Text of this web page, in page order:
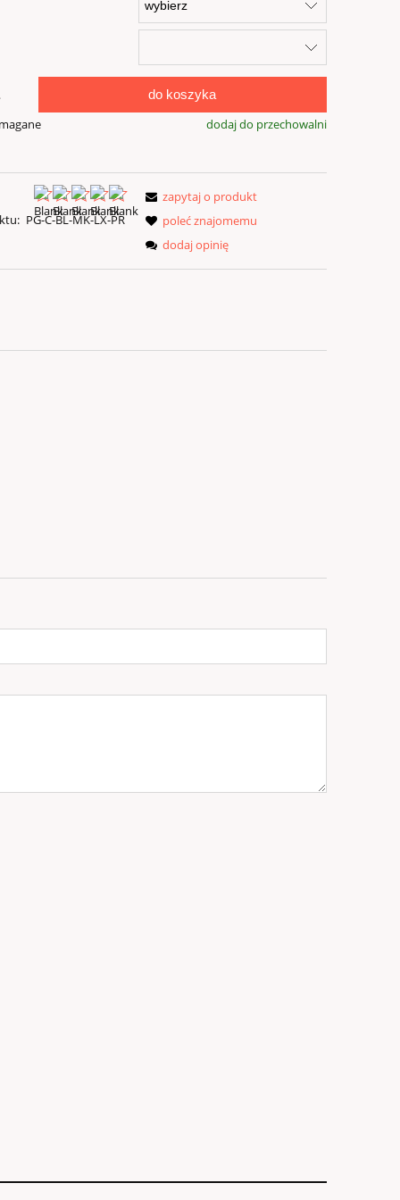
do koszyka
dodaj do przechowalni
PG-C-BL-MK-LX-PR
zapytaj o produkt
poleć znajomemu
dodaj opinię